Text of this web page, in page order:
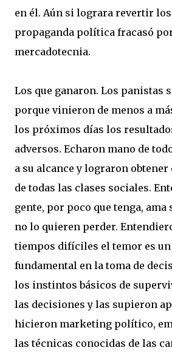
en él. Aún si lograra revertir
propaganda política fracasó
mercadotecnia.
Los que ganaron. Los panistas
porque vinieron de menos a
los próximos días los
adversos. Echaron mano de
a su alcance y lograron
de todas las clases sociales.
gente, por poco que tenga,
no lo quieren perder.
tiempos difíciles el temor es
fundamental en la toma de
los instintos básicos de
las decisiones y las supieron
hicieron marketing político,
las técnicas conocidas de las